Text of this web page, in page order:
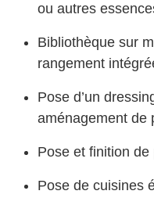
ou autres
Bibliothèque sur
rangement
Pose d’un
aménagement de
Pose et finition de
Pose de cuisines